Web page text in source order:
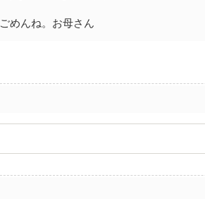
ごめんね。お母さん